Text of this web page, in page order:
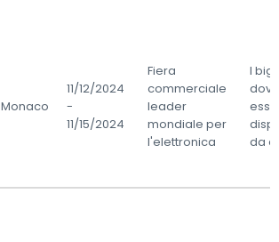
Monaco
11/12/2024
-
11/15/2024
Fiera
commerciale
leader
mondiale per
l'elettronica
I
da